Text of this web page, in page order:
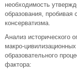
необходимость
образования, пробивая
консерватизма.
Анализ исторического
макро-
образовательного
фактора: